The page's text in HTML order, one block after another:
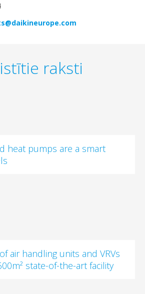
raksti
heat pumps are a smart
air handling units and VRVs
state-of-the-art facility